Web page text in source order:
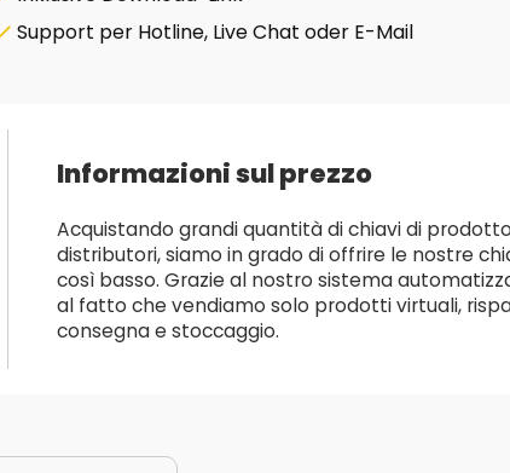
Support per Hotline, Live Chat oder E-Mail
Informazioni sul prezzo
Acquistando grandi quantità di chiavi di
distributori, siamo in grado di offrire le nostre
così basso. Grazie al nostro sistema
al fatto che vendiamo solo prodotti virtuali,
consegna e stoccaggio.